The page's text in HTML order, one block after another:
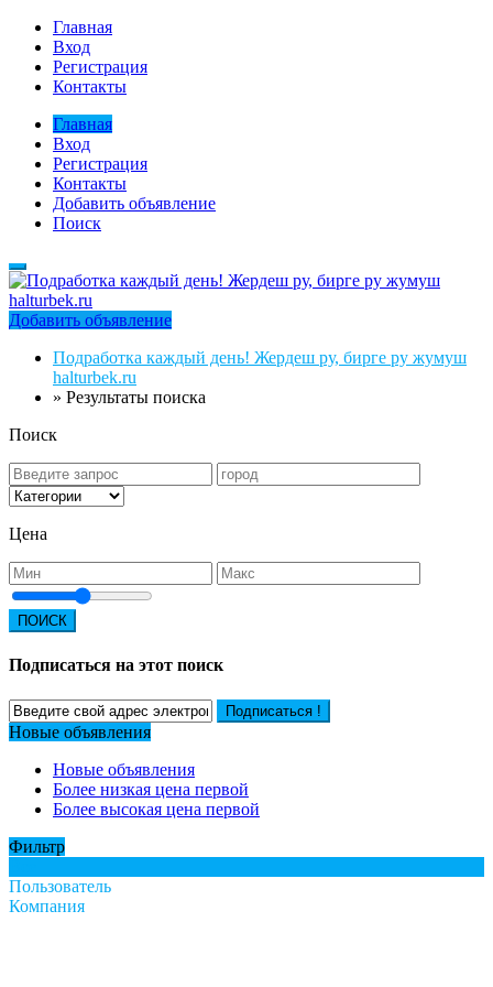
Главная
Вход
Регистрация
Контакты
Главная
Вход
Регистрация
Контакты
Добавить объявление
Поиск
Добавить объявление
Подработка каждый день! Жердеш ру, бирге ру жумуш
halturbek.ru
» Результаты поиска
Поиск
Цена
ПОИСК
Подписаться на этот поиск
Подписаться !
Новые объявления
Новые объявления
Более низкая цена первой
Более высокая цена первой
Фильтр
Пользователь
Компания